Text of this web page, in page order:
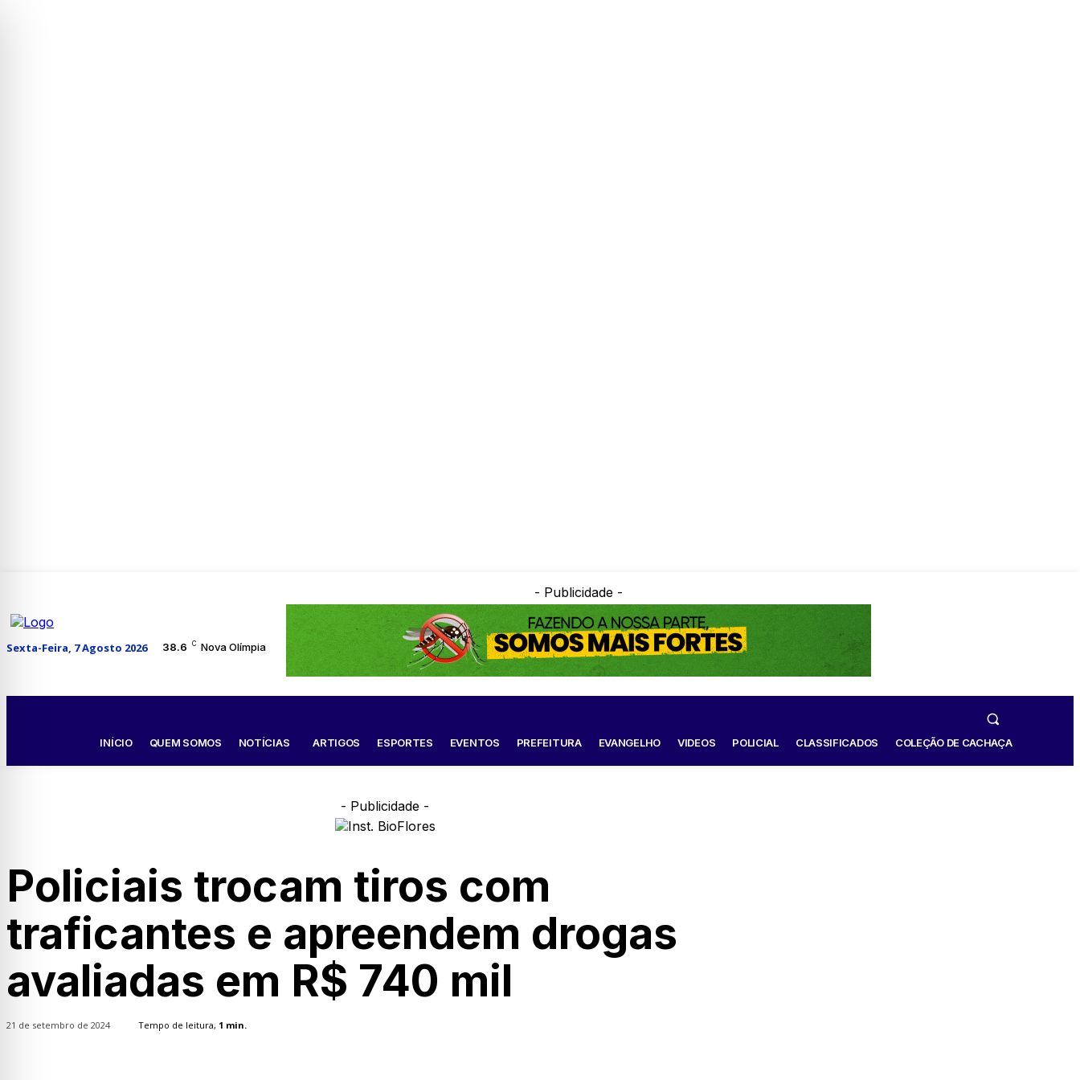
Sexta-Feira, 7 Agosto 2026 38.6 C Nova Olímpia
- Publicidade -
INÍCIO QUEM SOMOS NOTÍCIAS ARTIGOS ESPORTES EVENTOS PREFEITURA EVANGELHO VIDEOS POLICIAL CLASSIFICADOS COLEÇÃO DE CACHAÇA
- Publicidade -
Policiais trocam tiros com
traficantes e apreendem drogas
avaliadas em R$ 740 mil
21 de setembro de 2024 Tempo de leitura, 1 min.